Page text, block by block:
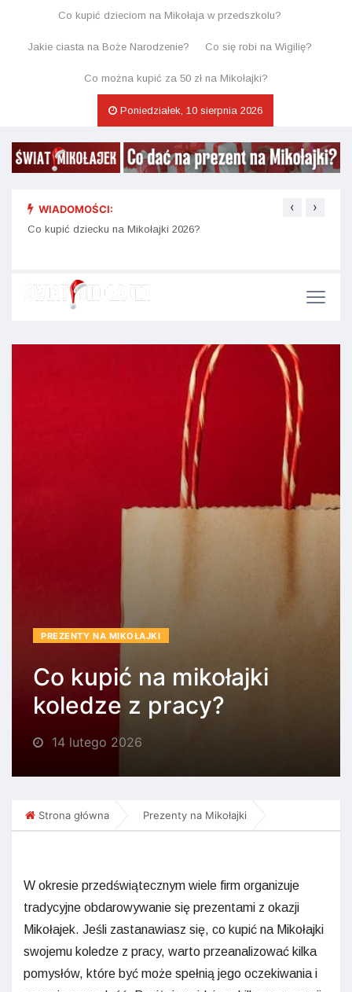
Co kupić dzieciom na Mikołaja w przedszkolu?
Jakie ciasta na Boże Narodzenie? Co się robi na Wigilię?
Co można kupić za 50 zł na Mikołajki?
Poniedziałek, 10 sierpnia 2026
WIADOMOŚCI:
Jakie prezenty na mikołajki do 50 zł są naprawdę fajne?
‹ ›
PREZENTY NA MIKOŁAJKI
Co kupić na mikołajki
koledze z pracy?
14 lutego 2026
Strona główna Prezenty na Mikołajki
W okresie przedświątecznym wiele firm organizuje
tradycyjne obdarowywanie się prezentami z okazji
Mikołajek. Jeśli zastanawiasz się, co kupić na Mikołajki
swojemu koledze z pracy, warto przeanalizować kilka
pomysłów, które być może spełnią jego oczekiwania i